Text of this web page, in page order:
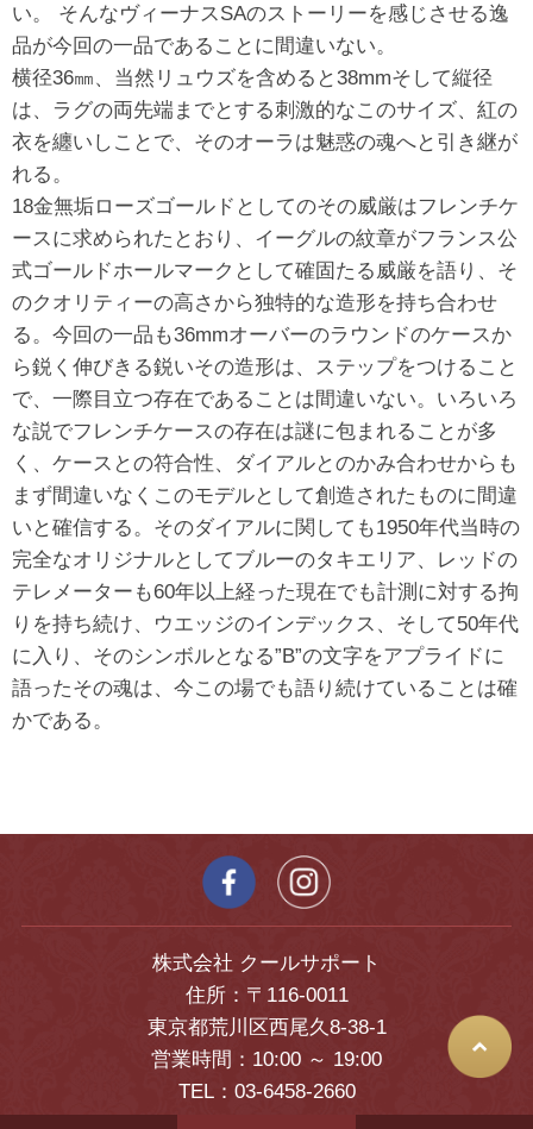
い。 そんなヴィーナスSAのストーリーを感じさせる逸
品が今回の一品であることに間違いない。
横径36㎜、当然リュウズを含めると38mmそして縦径
は、ラグの両先端までとする刺激的なこのサイズ、紅の
衣を纏いしことで、そのオーラは魅惑の魂へと引き継が
れる。
18金無垢ローズゴールドとしてのその威厳はフレンチケ
ースに求められたとおり、イーグルの紋章がフランス公
式ゴールドホールマークとして確固たる威厳を語り、そ
のクオリティーの高さから独特的な造形を持ち合わせ
る。今回の一品も36mmオーバーのラウンドのケースか
ら鋭く伸びきる鋭いその造形は、ステップをつけること
で、一際目立つ存在であることは間違いない。いろいろ
な説でフレンチケースの存在は謎に包まれることが多
く、ケースとの符合性、ダイアルとのかみ合わせからも
まず間違いなくこのモデルとして創造されたものに間違
いと確信する。そのダイアルに関しても1950年代当時の
完全なオリジナルとしてブルーのタキエリア、レッドの
テレメーターも60年以上経った現在でも計測に対する拘
りを持ち続け、ウエッジのインデックス、そして50年代
に入り、そのシンボルとなる”B”の文字をアプライドに
語ったその魂は、今この場でも語り続けていることは確
かである。
株式会社 クールサポート
住所：〒116-0011
東京都荒川区西尾久8-38-1
営業時間：10:00 ～ 19:00
TEL：03-6458-2660